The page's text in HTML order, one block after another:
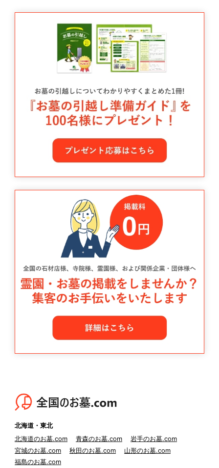
北海道・東北
北海道のお墓.com
青森のお墓.com
岩手のお墓.com
宮城のお墓.com
秋田のお墓.com
山形のお墓.com
福島のお墓.com